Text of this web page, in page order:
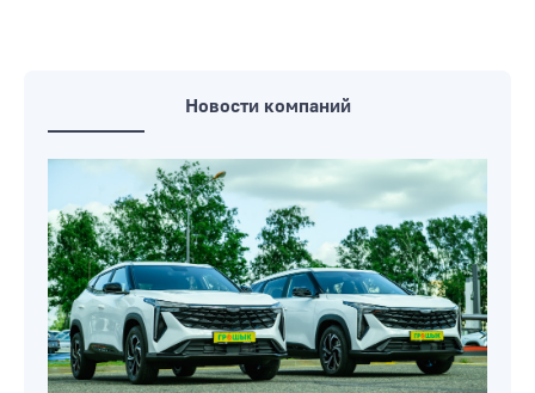
Новости компаний